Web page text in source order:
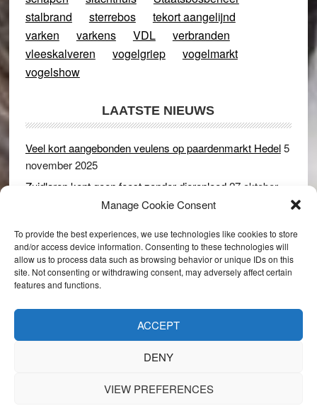
Manage Cookie Consent
To provide the best experiences, we use technologies like cookies to store
and/or access device information. Consenting to these technologies will
allow us to process data such as browsing behavior or unique IDs on this
site. Not consenting or withdrawing consent, may adversely affect certain
features and functions.
ACCEPT
DENY
VIEW PREFERENCES
stalbrand
sterrebos
tekort aangelijnd
varken
varkens VDL
verbranden
vleeskalveren
vogelgriep
vogelmarkt
vogelshow
LAATSTE NIEUWS
Veel kort aangebonden veulens op paardenmarkt Hedel5
november 2025
Zuidlaren kent geen feest zonder dierenleed27 oktober
Rijswijk (Gld) 2 december 2024
Dikbillen sieren de troon op schaamteloos Leste Merte in
Druten 8 november 2024